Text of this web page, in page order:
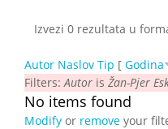
Izvezi 0 rezultata u
Autor Naslov Tip [ Godina
Filters: Autor is Žan-Pjer
No items found
Modify or remove your